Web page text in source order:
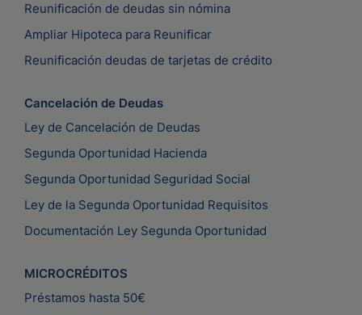
Reunificación de deudas sin nómina
Ampliar Hipoteca para Reunificar
Reunificación deudas de tarjetas de crédito
Cancelación de Deudas
Ley de Cancelación de Deudas
Segunda Oportunidad Hacienda
Segunda Oportunidad Seguridad Social
Ley de la Segunda Oportunidad Requisitos
Documentación Ley Segunda Oportunidad
MICROCRÉDITOS
Préstamos hasta 50€